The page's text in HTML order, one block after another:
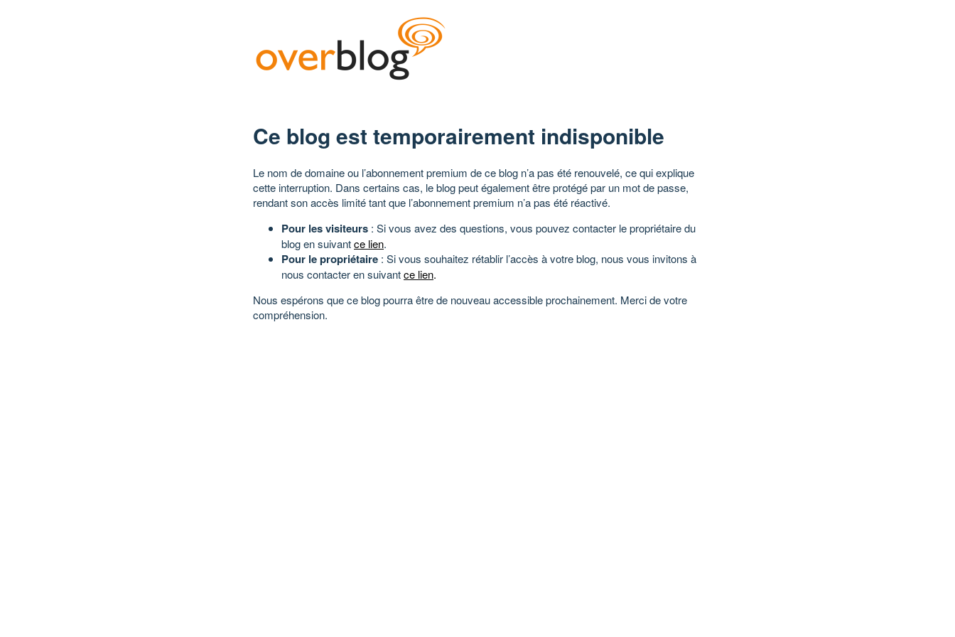
Ce blog est temporairement indisponible
Le nom de domaine ou l’abonnement premium de ce blog n’a pas été renouvelé, ce qui explique
cette interruption. Dans certains cas, le blog peut également être protégé par un mot de passe,
rendant son accès limité tant que l’abonnement premium n’a pas été réactivé.
Pour les visiteurs : Si vous avez des questions, vous pouvez contacter le propriétaire du
blog en suivantce lien.
Pour le propriétaire : Si vous souhaitez rétablir l’accès à votre blog, nous vous invitons à
nous contacter en suivantce lien.
Nous espérons que ce blog pourra être de nouveau accessible prochainement. Merci de votre
compréhension.